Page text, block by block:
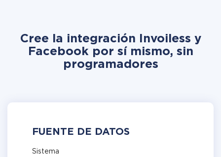
Cree la integración Invoiless y
Facebook por sí mismo, sin
programadores
FUENTE DE DATOS
Sistema